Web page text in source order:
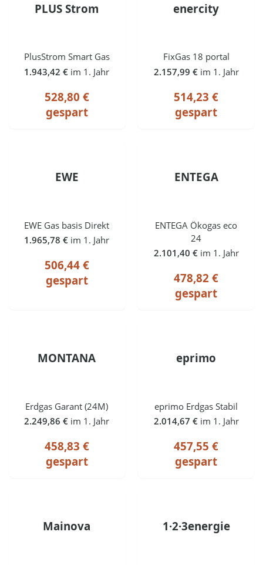
PLUS Strom
PlusStrom Smart Gas
1.943,42 € im 1. Jahr
528,80 €
gespart
enercity
FixGas 18 portal
2.157,99 € im 1. Jahr
514,23 €
gespart
EWE
EWE Gas basis Direkt
1.965,78 € im 1. Jahr
506,44 €
gespart
ENTEGA
ENTEGA Ökogas eco
24
2.101,40 € im 1. Jahr
478,82 €
gespart
MONTANA
Erdgas Garant (24M)
2.249,86 € im 1. Jahr
458,83 €
gespart
eprimo
eprimo Erdgas Stabil
2.014,67 € im 1. Jahr
457,55 €
gespart
Mainova 1·2·3energie